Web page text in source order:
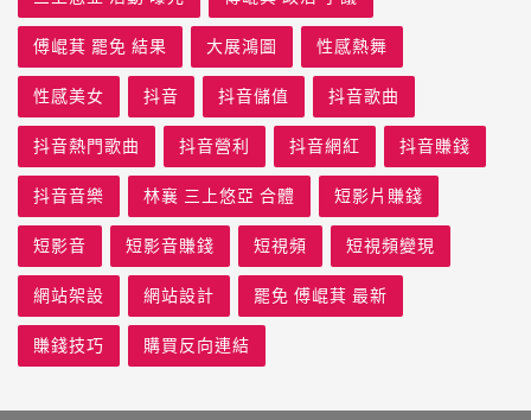
傅崐萁 罷免 結果 大展鴻圖 性感熱舞
性感美女 抖音 抖音儲值 抖音歌曲
抖音熱門歌曲 抖音營利 抖音網紅 抖音賺錢
抖音音樂 林襄 三上悠亞 合體 短影片賺錢
短影音 短影音賺錢 短視頻 短視頻變現
網站架設 網站設計 罷免 傅崐萁 最新
賺錢技巧 購買反向連結